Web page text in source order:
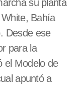
su planta
Bahía
Desde ese
para la
el Modelo de
apuntó a